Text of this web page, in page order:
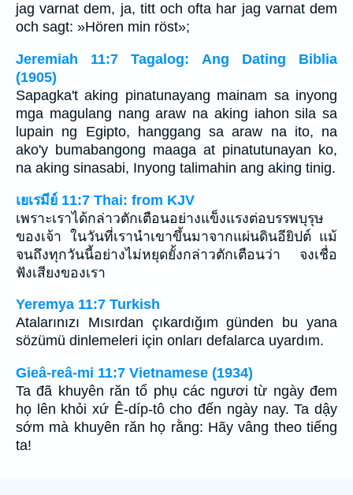
jag varnat dem, ja, titt och ofta har jag varnat dem
och sagt: »Hören min röst»;
Jeremiah 11:7 Tagalog: Ang Dating Biblia
(1905)
Sapagka't aking pinatunayang mainam sa inyong
mga magulang nang araw na aking iahon sila sa
lupain ng Egipto, hanggang sa araw na ito, na
ako'y bumabangong maaga at pinatutunayan ko,
na aking sinasabi, Inyong talimahin ang aking tinig.
เยเรมีย์ 11:7 Thai: from KJV
เพราะเราได้กล่าวตักเตือนอย่างแข็งแรงต่อบรรพบุรุษ
ของเจ้า ในวันที่เรานำเขาขึ้นมาจากแผ่นดินอียิปต์ แม้
จนถึงทุกวันนี้อย่างไม่หยุดยั้งกล่าวตักเตือนว่า จงเชื่อ
ฟังเสียงของเรา
Yeremya 11:7 Turkish
Atalarınızı Mısırdan çıkardığım günden bu yana
sözümü dinlemeleri için onları defalarca uyardım.
Gieâ-reâ-mi 11:7 Vietnamese (1934)
Ta đã khuyên răn tổ phụ các ngươi từ ngày đem
họ lên khỏi xứ Ê-díp-tô cho đến ngày nay. Ta dậy
sớm mà khuyên răn họ rằng: Hãy vâng theo tiếng
ta!